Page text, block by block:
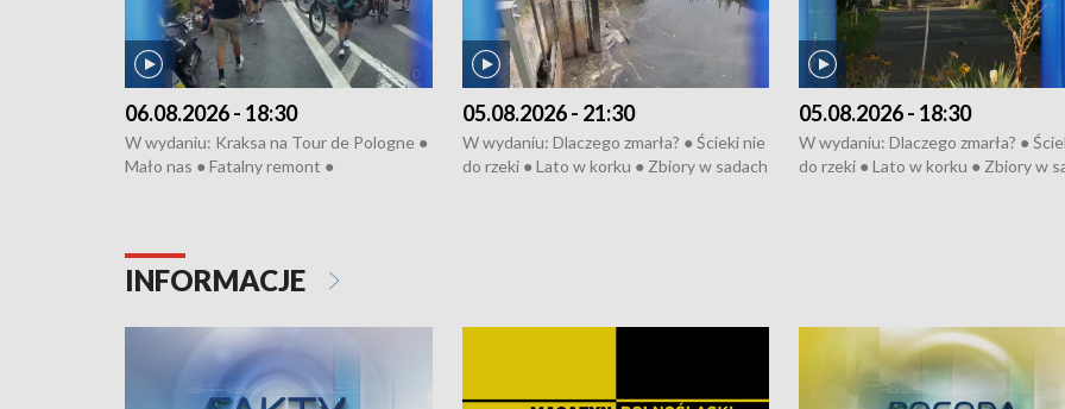
06.08.2026 - 18:30
W wydaniu: Kraksa na Tour de Pologne ●
Mało nas ● Fatalny remont ●
Koniec upałów
05.08.2026 - 21:30
W wydaniu: Dlaczego zmarła? ● Ścieki nie
do rzeki ● Lato w korku ● Zbiory w sadach
05.08.2026 - 18:30
W wydaniu: Dlaczego zmarła? ●
do rzeki ● Lato w korku ● Zbiory w
INFORMACJE